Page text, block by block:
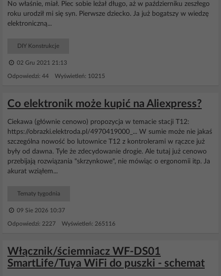
No właśnie, miał. Piec sobie leżał długo, aż w październiku zeszłego
roku urodził mi się syn. Pierwsze dziecko. Ja już bogatszy w wiedzę
elektroniczną...
DIY Konstrukcje
02 Gru 2021 21:13
Odpowiedzi: 44 Wyświetleń: 10215
Co elektronik może kupić na Aliexpress?
Ciekawa (głównie cenowo) propozycja w temacie stacji T12:
https://obrazki.elektroda.pl/4970419000_... W sumie może nie jakaś
szczególna nowość bo lutownice T12 z kontrolerami w rączce już
były od dawna. Tyle że zdecydowanie drogie. Ale tutaj już cenowo
przebijają rozwiązania "skrzynkowe", nie mówiąc o ergonomii itp. Ja
akurat wziąłem...
Tematy tygodnia
09 Sie 2026 10:37
Odpowiedzi: 2227 Wyświetleń: 265116
Włącznik/ściemniacz WF-DS01
SmartLife/Tuya WiFi do puszki - schemat